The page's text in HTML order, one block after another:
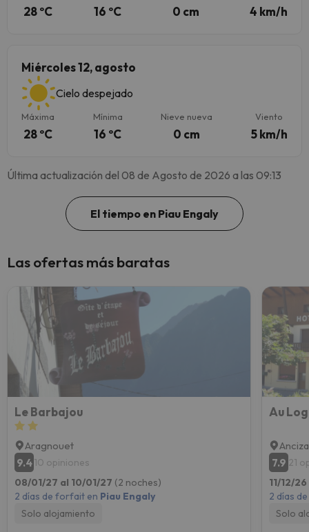
28 ºC 16 ºC 0 cm 4 km/h
Miércoles 12, agosto
Cielo despejado
Máxima
28 ºC
Mínima
16 ºC
Nieve nueva
0 cm
Viento
5 km/h
Última actualización del 08 de Agosto de 2026 a las 09:13
El tiempo en Piau Engaly
Las ofertas más baratas
Le Barbajou
Aragnouet
9.410 opiniones
08/01/27 al 10/01/27 (2 noches)
2 días de forfait en Piau Engaly
Solo alojamiento
Au
7.9 21
11/12/
2 días
Solo